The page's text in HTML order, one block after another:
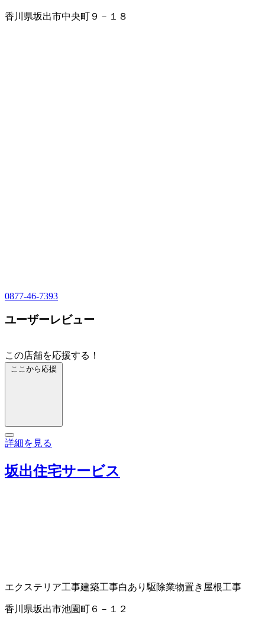
香川県坂出市中央町９－１８
0877-46-7393
ユーザーレビュー
この店舗を応援する！
ここから応援
詳細を見る
坂出住宅サービス
エクステリア工事建築工事白あり駆除業物置き 屋根工事
香川県坂出市池園町６－１２